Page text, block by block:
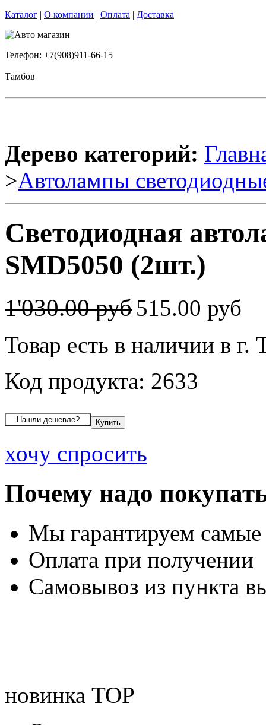
Каталог | О компании | Оплата | Доставка
Телефон: +7(908)911-66-15
Тамбов
Дерево категорий:
>Автолампы
Светодиодная
SMD5050 (2шт.)
1'030.00 руб 515.00 руб
Товар есть в наличии в г.
Код продукта: 2633
хочу спросить
Почему надо
Мы гарантируем
Оплата при получении
Самовывоз из пункта
новинка TOP